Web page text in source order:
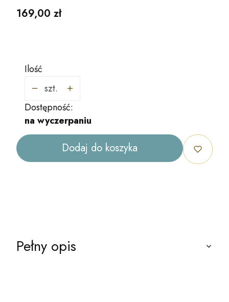
Cena
169,00 zł
Ilość
szt.
Dostępność:
na wyczerpaniu
Dodaj do koszyka
Pełny opis